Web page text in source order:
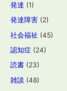
発達 (1)
発達障害 (2)
社会福祉 (45)
認知症 (24)
読書 (23)
雑談 (48)